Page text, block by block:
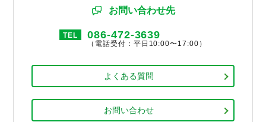
お問い合わせ先
TEL 086-472-3639
（電話受付：平日10:00〜17:00）
よくある質問
お問い合わせ